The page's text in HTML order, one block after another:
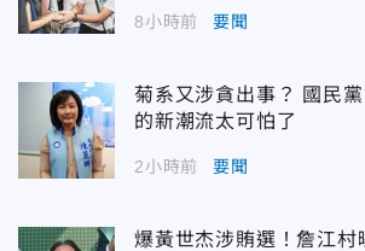
8小時前 要聞
菊系又涉貪出事？ 國民
的新潮流太可怕了
2小時前 要聞
爆黃世杰涉賄選！詹江村